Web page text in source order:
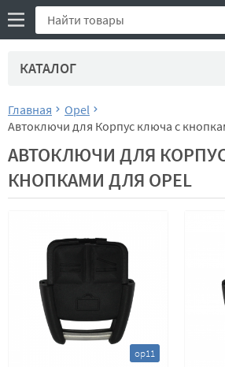
КАТАЛОГ
Главная
Opel
Автоключи для Корпус ключа с
АВТОКЛЮЧИ ДЛЯ
КНОПКАМИ ДЛЯ OPEL
op11